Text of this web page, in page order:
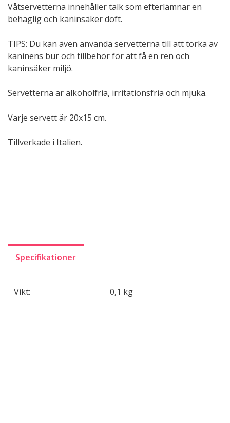
Våtservetterna innehåller talk som efterlämnar en
behaglig och kaninsäker doft.
TIPS: Du kan även använda servetterna till att torka av
kaninens bur och tillbehör för att få en ren och
kaninsäker miljö.
Servetterna är alkoholfria, irritationsfria och mjuka.
Varje servett är 20x15 cm.
Tillverkade i Italien.
Specifikationer
Vikt: 0,1 kg